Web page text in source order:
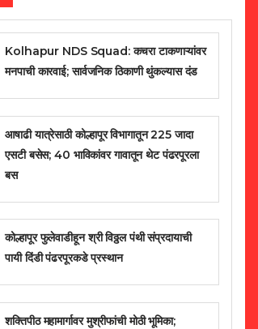
Kolhapur NDS Squad: कचरा टाकणाऱ्यांवर
मनपाची कारवाई; सार्वजनिक ठिकाणी थुंकल्यास दंड
आषाढी यात्रेसाठी कोल्हापूर विभागातून 225 जादा
एसटी बसेस; 40 भाविकांवर गावातून थेट पंढरपूरला
बस
कोल्हापूर फुलेवाडीहून श्री विठ्ठल पंथी संप्रदायाची
पायी दिंडी पंढरपूरकडे प्रस्थान
शक्तिपीठ महामार्गावर मुश्रीफांची मोठी भूमिका;